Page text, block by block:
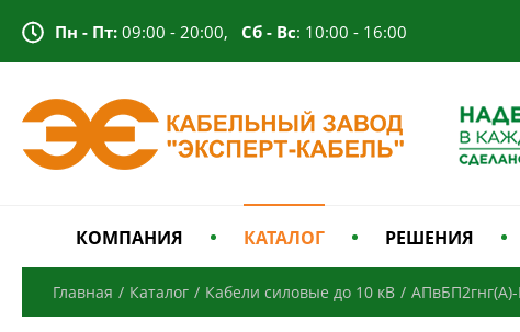
Пн - Пт: 09:00 - 20:00, Сб - Вс: 10:00 - 16:00
КОМПАНИЯ КАТАЛОГ РЕШЕНИЯ
Главная / Каталог / Кабели силовые до 10 кВ / АПвБП2гнг(А)-